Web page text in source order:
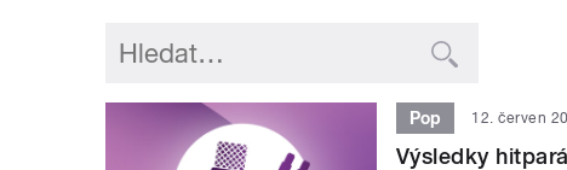
Pop 12. červen
Výsledky